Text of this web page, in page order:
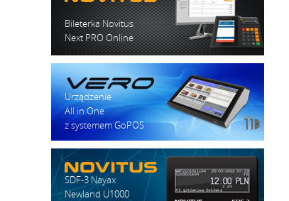
Bileterka Novitus
Next PRO Online
Urządzenie
All in One
z systemem GoPOS
SDF-3 Nayax
Newland U1000